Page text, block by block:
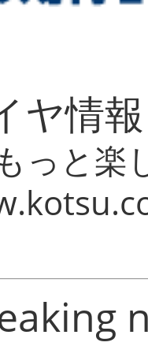
ヤ情
っと楽